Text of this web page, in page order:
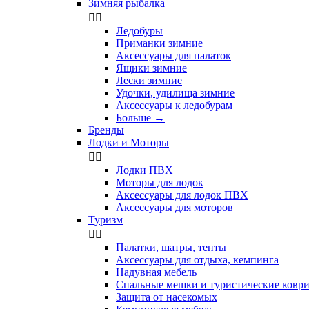
Зимняя рыбалка
 
Ледобуры
Приманки зимние
Аксессуары для палаток
Ящики зимние
Лески зимние
Удочки, удилища зимние
Аксессуары к ледобурам
Больше →
Бренды
Лодки и Моторы
 
Лодки ПВХ
Моторы для лодок
Аксессуары для лодок ПВХ
Аксессуары для моторов
Туризм
 
Палатки, шатры, тенты
Аксессуары для отдыха, кемпинга
Надувная мебель
Спальные мешки и туристические
Защита от насекомых